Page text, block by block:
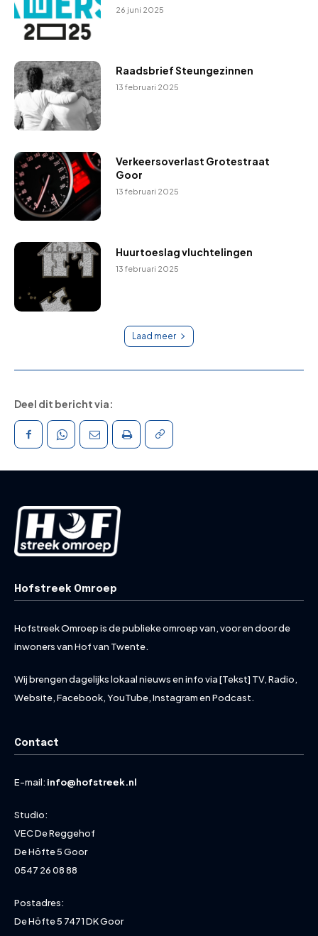
26 juni 2025
Raadsbrief Steungezinnen
13 februari 2025
Verkeersoverlast Grotestraat
Goor
13 februari 2025
Huurtoeslag vluchtelingen
13 februari 2025
Laad meer
Deel dit bericht via:
Hofstreek Omroep
Hofstreek Omroep is de publieke omroep van, voor en door de
inwoners van Hof van Twente.
Wij brengen dagelijks lokaal nieuws en info via [Tekst] TV, Radio,
Website, Facebook, YouTube, Instagram en Podcast.
Contact
E-mail: info@hofstreek.nl
Studio:
VEC De Reggehof
De Höfte 5 Goor
0547 26 08 88
Postadres:
De Höfte 5 7471 DK Goor